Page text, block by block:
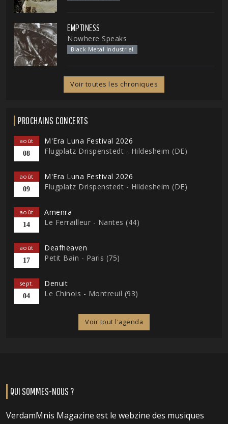
EMPTINESS
Nowhere Speaks
Black Metal Industriel
Voir toutes les chroniques
PROCHAINS CONCERTS
août
08
M'Era Luna Festival 2026
Flugplatz Drispenstedt - Hildesheim (DE)
août
09
M'Era Luna Festival 2026
Flugplatz Drispenstedt - Hildesheim (DE)
août
14
Amenra
Le Ferrailleur - Nantes (44)
août
17
Deafheaven
Petit Bain - Paris (75)
sept.
04
Denuit
Le Chinois - Montreuil (93)
Voir tout l'agenda
QUI SOMMES-NOUS ?
VerdamMnis Magazine est le webzine des musiques